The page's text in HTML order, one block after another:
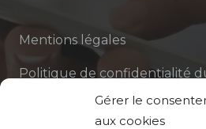
Gérer le
aux cookies
Mentions légales
Politique de confidentialité
Politique de protection des